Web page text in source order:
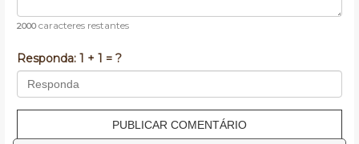
2000caracteres restantes
Responda: 1 + 1 = ?
PUBLICAR COMENTÁRIO